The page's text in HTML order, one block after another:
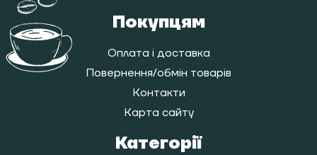
Покупцям
Оплата і доставка
Повернення/обмін товарів
Контакти
Карта сайту
Категорії